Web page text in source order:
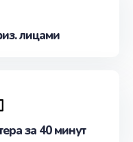
лицами
за 40 минут